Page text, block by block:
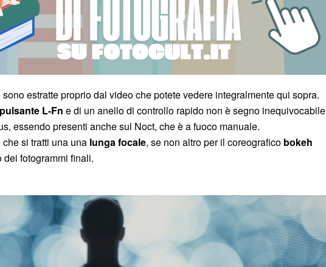
estratte proprio dal video che potete vedere integralmente qui sopra.
L-Fn e di un anello di controllo rapido non è segno inequivocabile
essendo presenti anche sul Noct, che è a fuoco manuale.
si tratti una una lunga focale, se non altro per il coreografico bokeh
fotogrammi finali.